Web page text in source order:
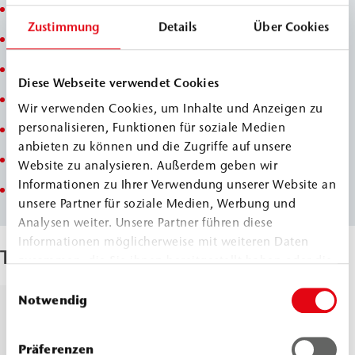
Zustimmung Details Über Cookies
Diese Webseite verwendet Cookies
Wir verwenden Cookies, um Inhalte und Anzeigen zu
personalisieren, Funktionen für soziale Medien
anbieten zu können und die Zugriffe auf unsere
Website zu analysieren. Außerdem geben wir
Informationen zu Ihrer Verwendung unserer Website an
unsere Partner für soziale Medien, Werbung und
Analysen weiter. Unsere Partner führen diese
Informationen möglicherweise mit weiteren Daten
haben.
Notwendig
Präferenzen
Epoxy-based primer
Very good adhesion on mineral substrates
Tack-free curing
Resistant to mechanical stress
Trowelable with WEBAC ST200/ST300
Total solid
Techical Data
Density, 20